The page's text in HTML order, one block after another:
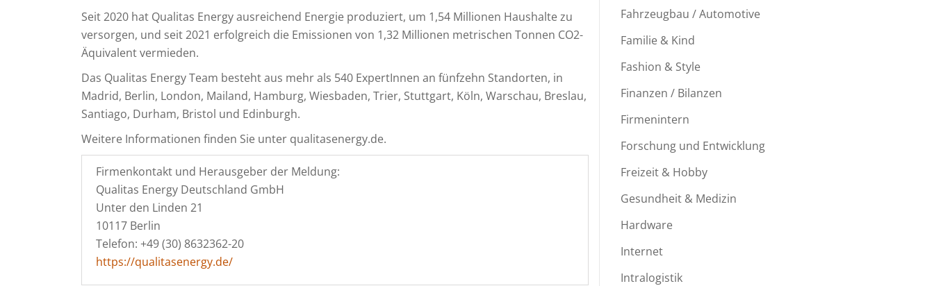
Seit 2020 hat Qualitas Energy ausreichend Energie produziert, um 1,54 Millionen Haushalte zu
versorgen, und seit 2021 erfolgreich die Emissionen von 1,32 Millionen metrischen Tonnen CO2-
Äquivalent vermieden.
Das Qualitas Energy Team besteht aus mehr als 540 ExpertInnen an fünfzehn Standorten, in
Madrid, Berlin, London, Mailand, Hamburg, Wiesbaden, Trier, Stuttgart, Köln, Warschau, Breslau,
Santiago, Durham, Bristol und Edinburgh.
Weitere Informationen finden Sie unter qualitasenergy.de.
Firmenkontakt und Herausgeber der Meldung:
Qualitas Energy Deutschland GmbH
Unter den Linden 21
10117 Berlin
Telefon: +49 (30) 8632362-20
https://qualitasenergy.de/
Fahrzeugbau / Automotive
Familie & Kind
Fashion & Style
Finanzen / Bilanzen
Firmenintern
Forschung und Entwicklung
Freizeit & Hobby
Gesundheit & Medizin
Hardware
Internet
Intralogistik